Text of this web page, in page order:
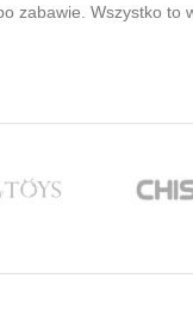
zabawie. Wszystko to